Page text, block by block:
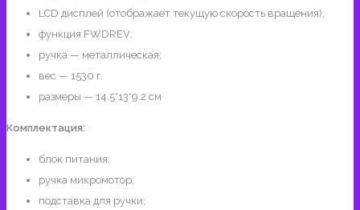
LCD дисплей (отображает текущую скорость вращения);
функция FWDREV;
ручка — металлическая;
вес — 1530 г.
размеры — 14.5*13*9.2 см
Комплектация:
блок питания;
ручка микромотор;
подставка для ручки;